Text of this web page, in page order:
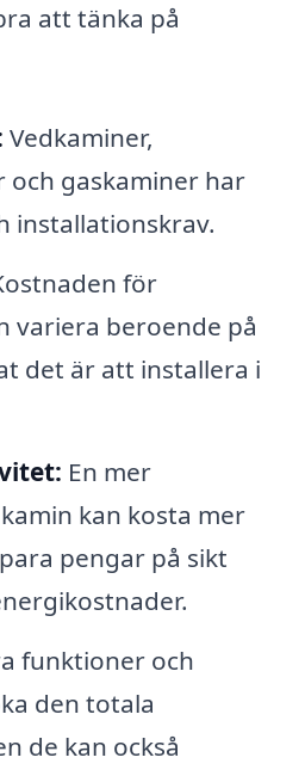
att tänka på
Vedkaminer,
och gaskaminer har
installationskrav.
för
variera beroende på
det är att installera i
En mer
kan kosta mer
pengar på sikt
funktioner och
den totala
de kan också